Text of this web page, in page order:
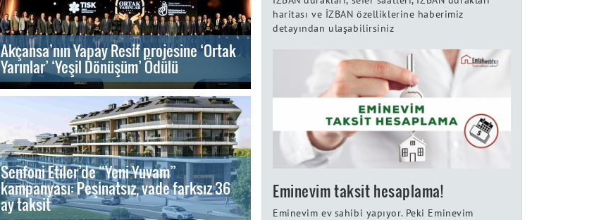
Akçansa’nın Yapay Resif projesine ‘Ortak
Yarınlar’ ‘Yeşil Dönüşüm’ Ödülü
Senfoni Etiler’de “Yeni Yuvam”
kampanyası: Peşinatsız, vade farksız 36
ay taksit
haritası ve İZBAN özelliklerine haberimiz
detayından ulaşabilirsiniz
Eminevim taksit hesaplama!
Eminevim ev sahibi yapıyor. Peki Eminevim